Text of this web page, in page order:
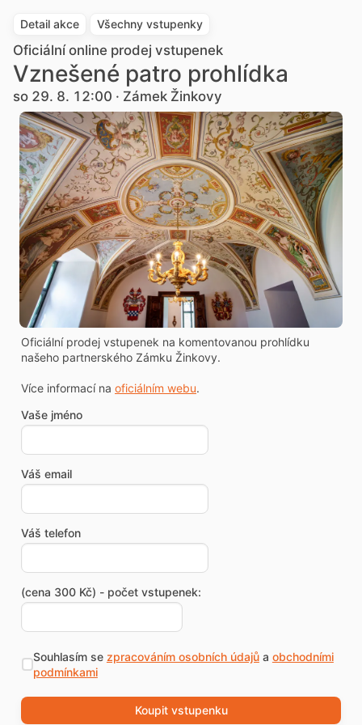
Detail akce Všechny vstupenky
Oficiální online prodej vstupenek
Vznešené patro prohlídka
so 29. 8. 12:00 · Zámek Žinkovy
Oficiální prodej vstupenek na komentovanou prohlídku
našeho partnerského Zámku Žinkovy.
Více informací na oficiálním webu.
Vaše jméno
Váš email
Váš telefon
(cena 300 Kč) - počet vstupenek:
Souhlasím se zpracováním osobních údajůa obchodními
podmínkami
Koupit vstupenku